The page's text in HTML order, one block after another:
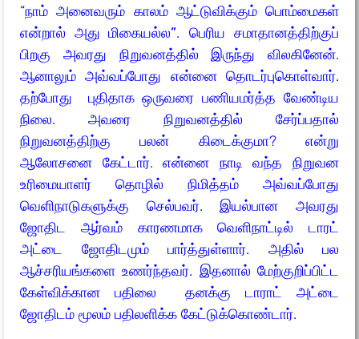
“நாம் அனைவரும் காலம் ஆட்டுவிக்கும் பொம்மைகள்
என்றால் அது மிகையல்ல”. பெரிய சமாதானத்திற்குப்
பிறகு அவரது நிறுவனத்தில் இருந்து விலகினேன்.
ஆனாலும் அவ்வப்போது என்னை தொடர்புகொள்வார்.
தற்போது புதிதாக ஒருவரை பணியமர்த்த வேண்டிய
நிலை. அவரை நிறுவனத்தில் சேர்ப்பதால்
நிறுவனத்திற்கு பலன் கிடைக்குமா? என்று
ஆலோசனை கேட்டார். என்னை நாடி வந்த நிறுவன
உரிமையாளர் தொழில் நிமித்தம் அவ்வப்போது
வெளிநாடுகளுக்கு செல்பவர். இயல்பான அவரது
ஜோதிட ஆர்வம் காரணமாக வெளிநாட்டில் டாரட்
அட்டை ஜோதிடமும் பார்த்துள்ளார். அதில் பல
ஆச்சரியங்களை உணர்ந்தவர். இதனால் மேற்குறிப்பிட்ட
கேள்விக்கான பதிலை தனக்கு டாராட் அட்டை
ஜோதிடம் மூலம் பதிலளிக்க கேட்டுக்கொண்டார்.